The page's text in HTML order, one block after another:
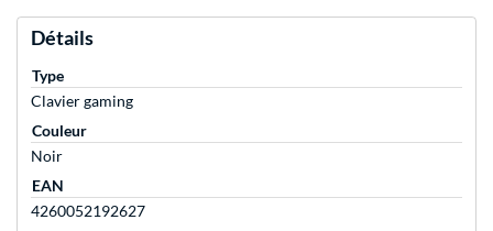
Détails
Type
Clavier gaming
Couleur
Noir
EAN
4260052192627